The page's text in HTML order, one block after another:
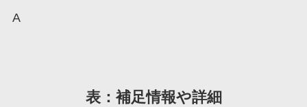
A
表：補足情報や詳細